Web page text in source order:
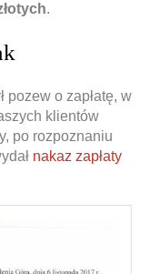
.
pozew o zapłatę, w
klientów
po rozpoznaniu
nakaz zapłaty